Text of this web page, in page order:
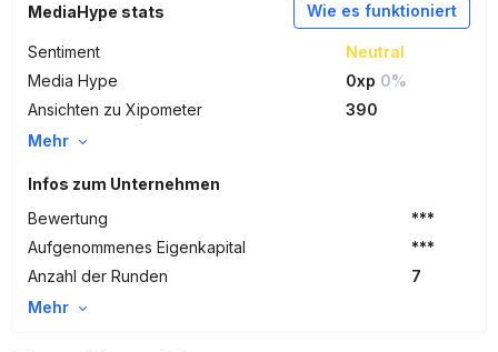
Wie es funktioniert
MediaHype stats
Sentiment
Neutral
Media Hype
0xp 0%
Ansichten zu Xipometer
390
Mehr
Infos zum Unternehmen
Bewertung
***
Aufgenommenes Eigenkapital
***
Anzahl der Runden
7
Mehr